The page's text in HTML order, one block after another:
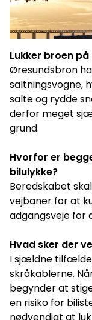
Lukker broen
Øresundsbron
saltningsvogne,
salte og rydde
derfor meget
grund.
Hvorfor er
bilulykke?
Beredskabet
vejbaner for at
adgangsveje for
Hvad sker der
I sjældne
skråkablerne.
begynder at
en risiko for